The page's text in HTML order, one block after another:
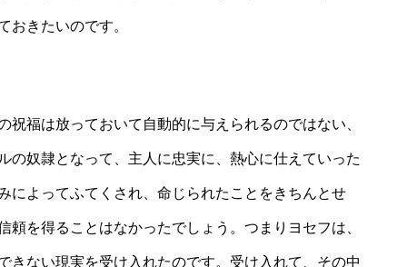
おきたいのです。
福は放っておいて自動的に与えられるのではない、
の奴隷となって、主人に忠実に、熱心に仕えていった
によってふてくされ、命じられたことをきちんとせ
を得ることはなかったでしょう。つまりヨセフは、
きない現実を受け入れたのです。受け入れて、その中